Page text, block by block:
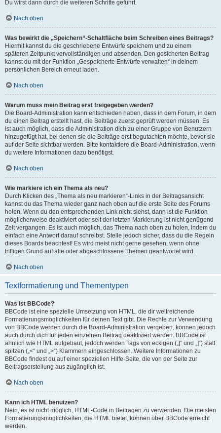
Du wirst dann durch die weiteren Schritte geführt.
Nach oben
Was bewirkt die „Speichern“-Schaltfläche beim Schreiben eines Beitrags?
Hiermit kannst du die geschriebene Entwürfe speichern und zu einem
späteren Zeitpunkt vervollständigen und absenden. Den gesicherten Beitrag
kannst du mit der Funktion „Gespeicherte Entwürfe verwalten“ in deinem
persönlichen Bereich erneut laden.
Nach oben
Warum muss mein Beitrag erst freigegeben werden?
Die Board-Administration kann entschieden haben, dass in dem Forum, in dem
du einen Beitrag erstellt hast, die Beiträge zuerst geprüft werden müssen. Es
ist auch möglich, dass die Administration dich zu einer Gruppe von Benutzern
hinzugefügt hat, bei denen sie die Beiträge erst begutachten möchte, bevor sie
auf der Seite sichtbar werden. Bitte kontaktiere die Board-Administration, wenn
du weitere Informationen dazu benötigst.
Nach oben
Wie markiere ich ein Thema als neu?
Durch Klicken des „Thema als neu markieren“-Links in der Beitragsansicht
kannst du das Thema wieder ganz nach oben auf die erste Seite des Forums
holen. Wenn du den entsprechenden Link nicht siehst, dann ist die Funktion
möglicherweise deaktiviert oder seit der letzten Markierung ist nicht genügend
Zeit vergangen. Es ist auch möglich, das Thema nach oben zu holen, indem du
einfach eine Antwort darauf schreibst. Stelle jedoch sicher, dass du die Regeln
dieses Boards beachtest! Es wird meist nicht gerne gesehen, wenn ohne
triftigen Grund auf alte oder abgeschlossene Themen geantwortet wird.
Nach oben
Textformatierung und Thementypen
Was ist BBCode?
BBCode ist eine spezielle Umsetzung von HTML, die dir weitreichende
Formatierungsmöglichkeiten für deinen Text gibt. Die Rechte zur Verwendung
von BBCode werden durch die Board-Administration vergeben, können jedoch
auch durch dich für jeden einzelnen Beitrag deaktiviert werden. BBCode ist
ähnlich wie HTML aufgebaut, jedoch werden Tags von eckigen („[“ und „]“) statt
spitzen („<“ und „>“) Klammern eingeschlossen. Weitere Informationen zu
BBCode findest du auf einer speziellen Hilfe-Seite, die von der Seite zur
Beitragserstellung aus zugänglich ist.
Nach oben
Kann ich HTML benutzen?
Nein, es ist nicht möglich, HTML-Code in Beiträgen zu verwenden. Die meisten
Formatierungsmöglichkeiten, die HTML bietet, können über BBCode erreicht
werden.